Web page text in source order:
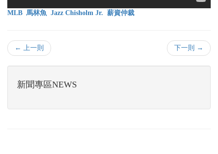
MLB 馬林魚 Jazz Chisholm Jr. 薪資仲裁
← 上一則 下一則 →
新聞專區NEWS